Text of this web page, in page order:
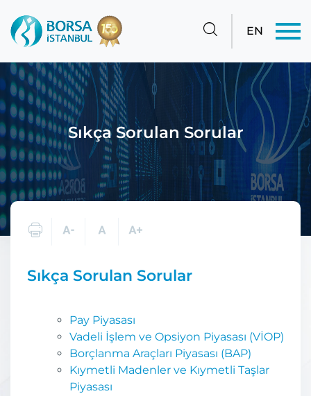
EN
Sıkça Sorulan Sorular
Sıkça Sorulan Sorular
Pay Piyasası
Vadeli İşlem ve Opsiyon Piyasası (VİOP)
Borçlanma Araçları Piyasası (BAP)
Kıymetli Madenler ve Kıymetli Taşlar
Piyasası